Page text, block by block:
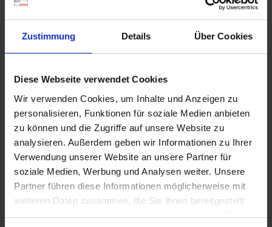
Zustimmung Details Über Cookies
Diese Webseite verwendet Cookies
Wir verwenden Cookies, um Inhalte und Anzeigen zu
personalisieren, Funktionen für soziale Medien anbieten
zu können und die Zugriffe auf unsere Website zu
analysieren. Außerdem geben wir Informationen zu Ihrer
Verwendung unserer Website an unsere Partner für
soziale Medien, Werbung und Analysen weiter. Unsere
Partner führen diese Informationen möglicherweise mit
weiteren Daten zusammen, die Sie ihnen bereitgestellt
haben oder die sie im Rahmen Ihrer Nutzung der Dienste
GREENLINE Sport-und Spielrasen
Artikel-Nr.: 7001622-03-cfg
Ähnliche Produkte